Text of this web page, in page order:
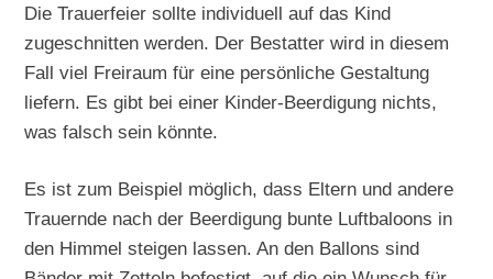
Die Trauerfeier sollte individuell auf das Kind
zugeschnitten werden. Der Bestatter wird in diesem
Fall viel Freiraum für eine persönliche Gestaltung
liefern. Es gibt bei einer Kinder-Beerdigung nichts,
was falsch sein könnte.
Es ist zum Beispiel möglich, dass Eltern und andere
Trauernde nach der Beerdigung bunte Luftbaloons in
den Himmel steigen lassen. An den Ballons sind